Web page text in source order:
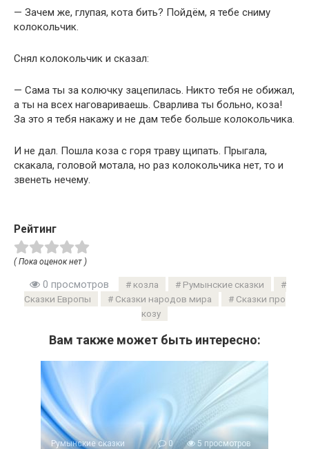
— Зачем же, глупая, кота бить? Пойдём, я тебе сниму
колокольчик.
Снял колокольчик и сказал:
— Сама ты за колючку зацепилась. Никто тебя не обижал,
а ты на всех наговариваешь. Сварлива ты больно, коза!
За это я тебя накажу и не дам тебе больше колокольчика.
И не дал. Пошла коза с горя траву щипать. Прыгала,
скакала, головой мотала, но раз колокольчика нет, то и
звенеть нечему.
Рейтинг
( Пока оценок нет )
0 просмотров козла
Румынские сказки
Сказки Европы
Сказки народов мира
Сказки про
козу
Вам также может быть интересно:
Румынские сказки 0 5 просмотров